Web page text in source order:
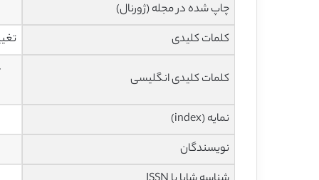
چاپ شده در مجله (ژورنال)
کلمات کلیدی
کلمات کلیدی انگلیسی
نمایه (index)
نویسندگان